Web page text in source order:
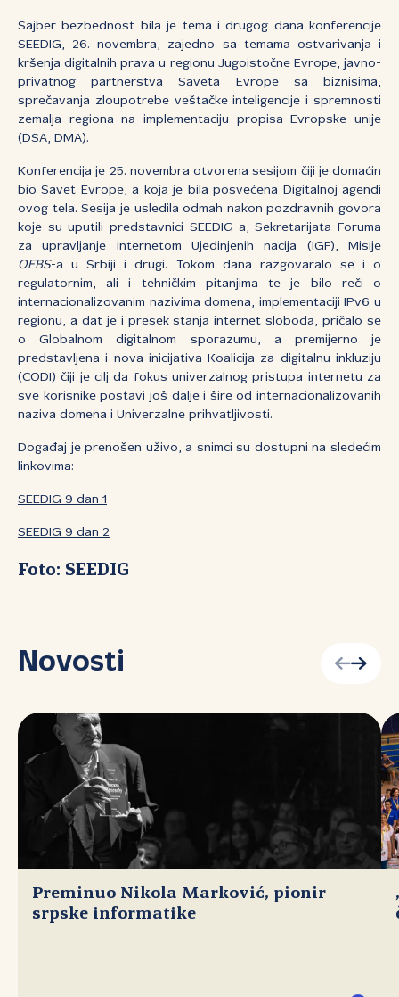
Sajber bezbednost bila je tema i drugog dana konferencije
SEEDIG, 26. novembra, zajedno sa temama ostvarivanja i
kršenja digitalnih prava u regionu Jugoistočne Evrope, javno-
privatnog partnerstva Saveta Evrope sa biznisima,
sprečavanja zloupotrebe veštačke inteligencije i spremnosti
zemalja regiona na implementaciju propisa Evropske unije
(DSA, DMA).
Konferencija je 25. novembra otvorena sesijom čiji je domaćin
bio Savet Evrope, a koja je bila posvećena Digitalnoj agendi
ovog tela. Sesija je usledila odmah nakon pozdravnih govora
koje su uputili predstavnici SEEDIG-a, Sekretarijata Foruma
za upravljanje internetom Ujedinjenih nacija (IGF), Misije
OEBS-a u Srbiji i drugi. Tokom dana razgovaralo se i o
regulatornim, ali i tehničkim pitanjima te je bilo reči o
internacionalizovanim nazivima domena, implementaciji IPv6 u
regionu, a dat je i presek stanja internet sloboda, pričalo se
o Globalnom digitalnom sporazumu, a premijerno je
predstavljena i nova inicijativa Koalicija za digitalnu inkluziju
(CODI) čiji je cilj da fokus univerzalnog pristupa internetu za
sve korisnike postavi još dalje i šire od internacionalizovanih
naziva domena i Univerzalne prihvatljivosti.
Događaj je prenošen uživo, a snimci su dostupni na sledećim
linkovima:
SEEDIG 9 dan 1
SEEDIG 9 dan 2
Foto: SEEDIG
Novosti
Preminuo Nikola Marković, pionir
srpske informatike